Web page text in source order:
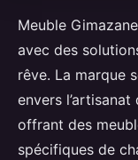
Meuble
avec des
rêve. La marque
envers
offrant des
spécifiques de